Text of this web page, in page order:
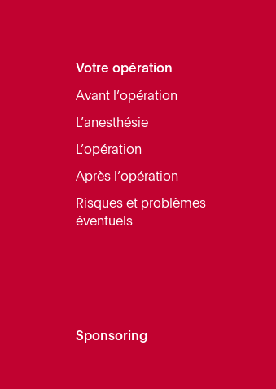
Votre opération
Avant l’opération
L’anesthésie
L’opération
Après l’opération
Risques et problèmes
éventuels
Sponsoring